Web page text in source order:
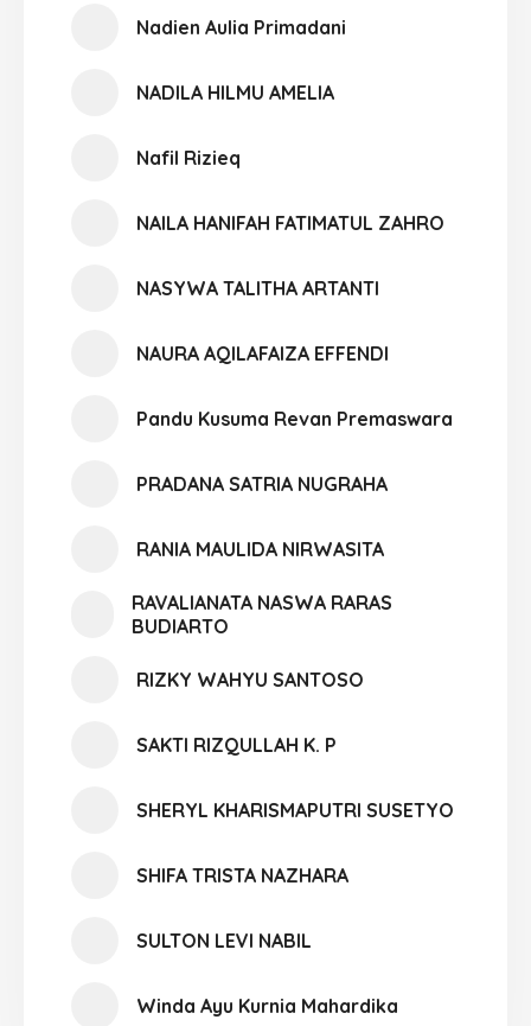
Nadien Aulia Primadani
NADILA HILMU AMELIA
Nafil Rizieq
NAILA HANIFAH FATIMATUL ZAHRO
NASYWA TALITHA ARTANTI
NAURA AQILAFAIZA EFFENDI
Pandu Kusuma Revan Premaswara
PRADANA SATRIA NUGRAHA
RANIA MAULIDA NIRWASITA
RAVALIANATA NASWA RARAS
BUDIARTO
RIZKY WAHYU SANTOSO
SAKTI RIZQULLAH K. P
SHERYL KHARISMAPUTRI SUSETYO
SHIFA TRISTA NAZHARA
SULTON LEVI NABIL
Winda Ayu Kurnia Mahardika